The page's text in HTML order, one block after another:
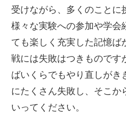
受けながら、多くのことに
様々な実験への参加や学会
ても楽しく充実した記憶ば
戦には失敗はつきものです
ばいくらでもやり直しがき
にたくさん失敗し、そこか
いってください。